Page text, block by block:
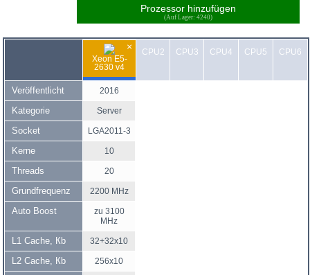
Prozessor hinzufügen
(Auf Lager: 4240)
×
Xeon E5-
2630 v4
CPU2 CPU3 CPU4 CPU5 CPU6
Veröffentlicht 2016
Kategorie Server
Socket LGA2011-3
Kerne 10
Threads 20
Grundfrequenz 2200 MHz
Auto Boost
zu 3100
MHz
L1 Cache, Кb 32+32x10
L2 Cache, Кb 256x10